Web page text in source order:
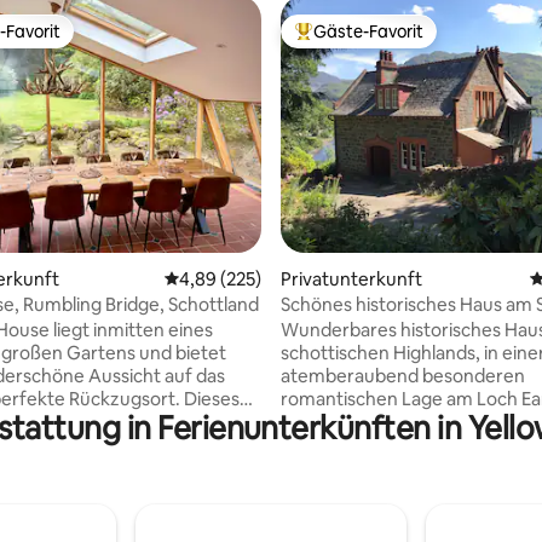
4,94 von 5, 276 Bewertungen
Gäste-Favorit.
Favorit
Durchschnittliche Bewertung: 4,89 von 5,
4,89 (225)
Rumbling Bridge, Schottland
liegt inmitten eines
Gartens und bietet
Aussicht auf das
Rückzugsort. Dieses
Haus wurde von unserer
um eine Zuflucht vor der
Beliebter Gäste-Favorit.
Gäste-Favorit
Privatunterkunft
Schönes historisches Haus am
herrliche Aussicht
Wunderbares historisches
schottischen Highlands, in
atemberaubend besonderen
romantischen Lage am Loch
Perfekt für einen langen
eine kurze Auszeit mit Familie
in Ferienunterkünften in